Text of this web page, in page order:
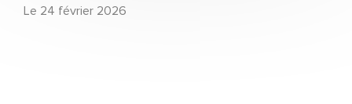
Le 24 février 2026